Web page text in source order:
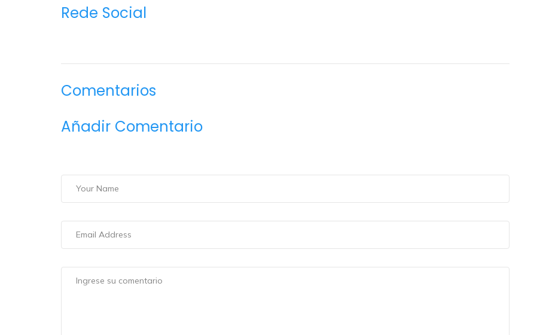
Rede Social
Comentarios
Añadir Comentario